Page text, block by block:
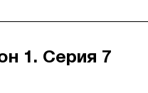
1. Серия 7